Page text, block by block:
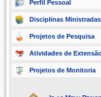
Perfil Pessoal
Disciplinas Ministradas
Projetos de Pesquisa
Atividades de
Projetos de Monitoria